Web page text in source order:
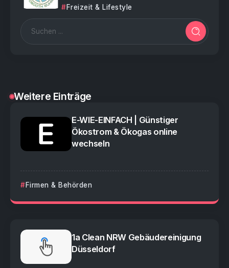
Freizeit & Lifestyle
Weitere Einträge
E-WIE-EINFACH | Günstiger
Ökostrom & Ökogas online
wechseln
Firmen & Behörden
1a Clean NRW Gebäudereinigung
Düsseldorf